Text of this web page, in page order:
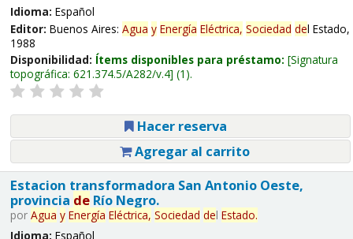
Idioma: Español
Editor: Buenos Aires: Agua y Energía Eléctrica, Sociedad del Estado,
1988
Disponibilidad: Ítems disponibles para préstamo: Signatura
topográfica: 621.374.5/A282/v.4 (1).
Hacer reserva
Agregar al carrito
Estacion transformadora San Antonio Oeste,
provincia deRío Negro.
por Agua y Energía Eléctrica, Sociedad del Estado.
Idioma: Español